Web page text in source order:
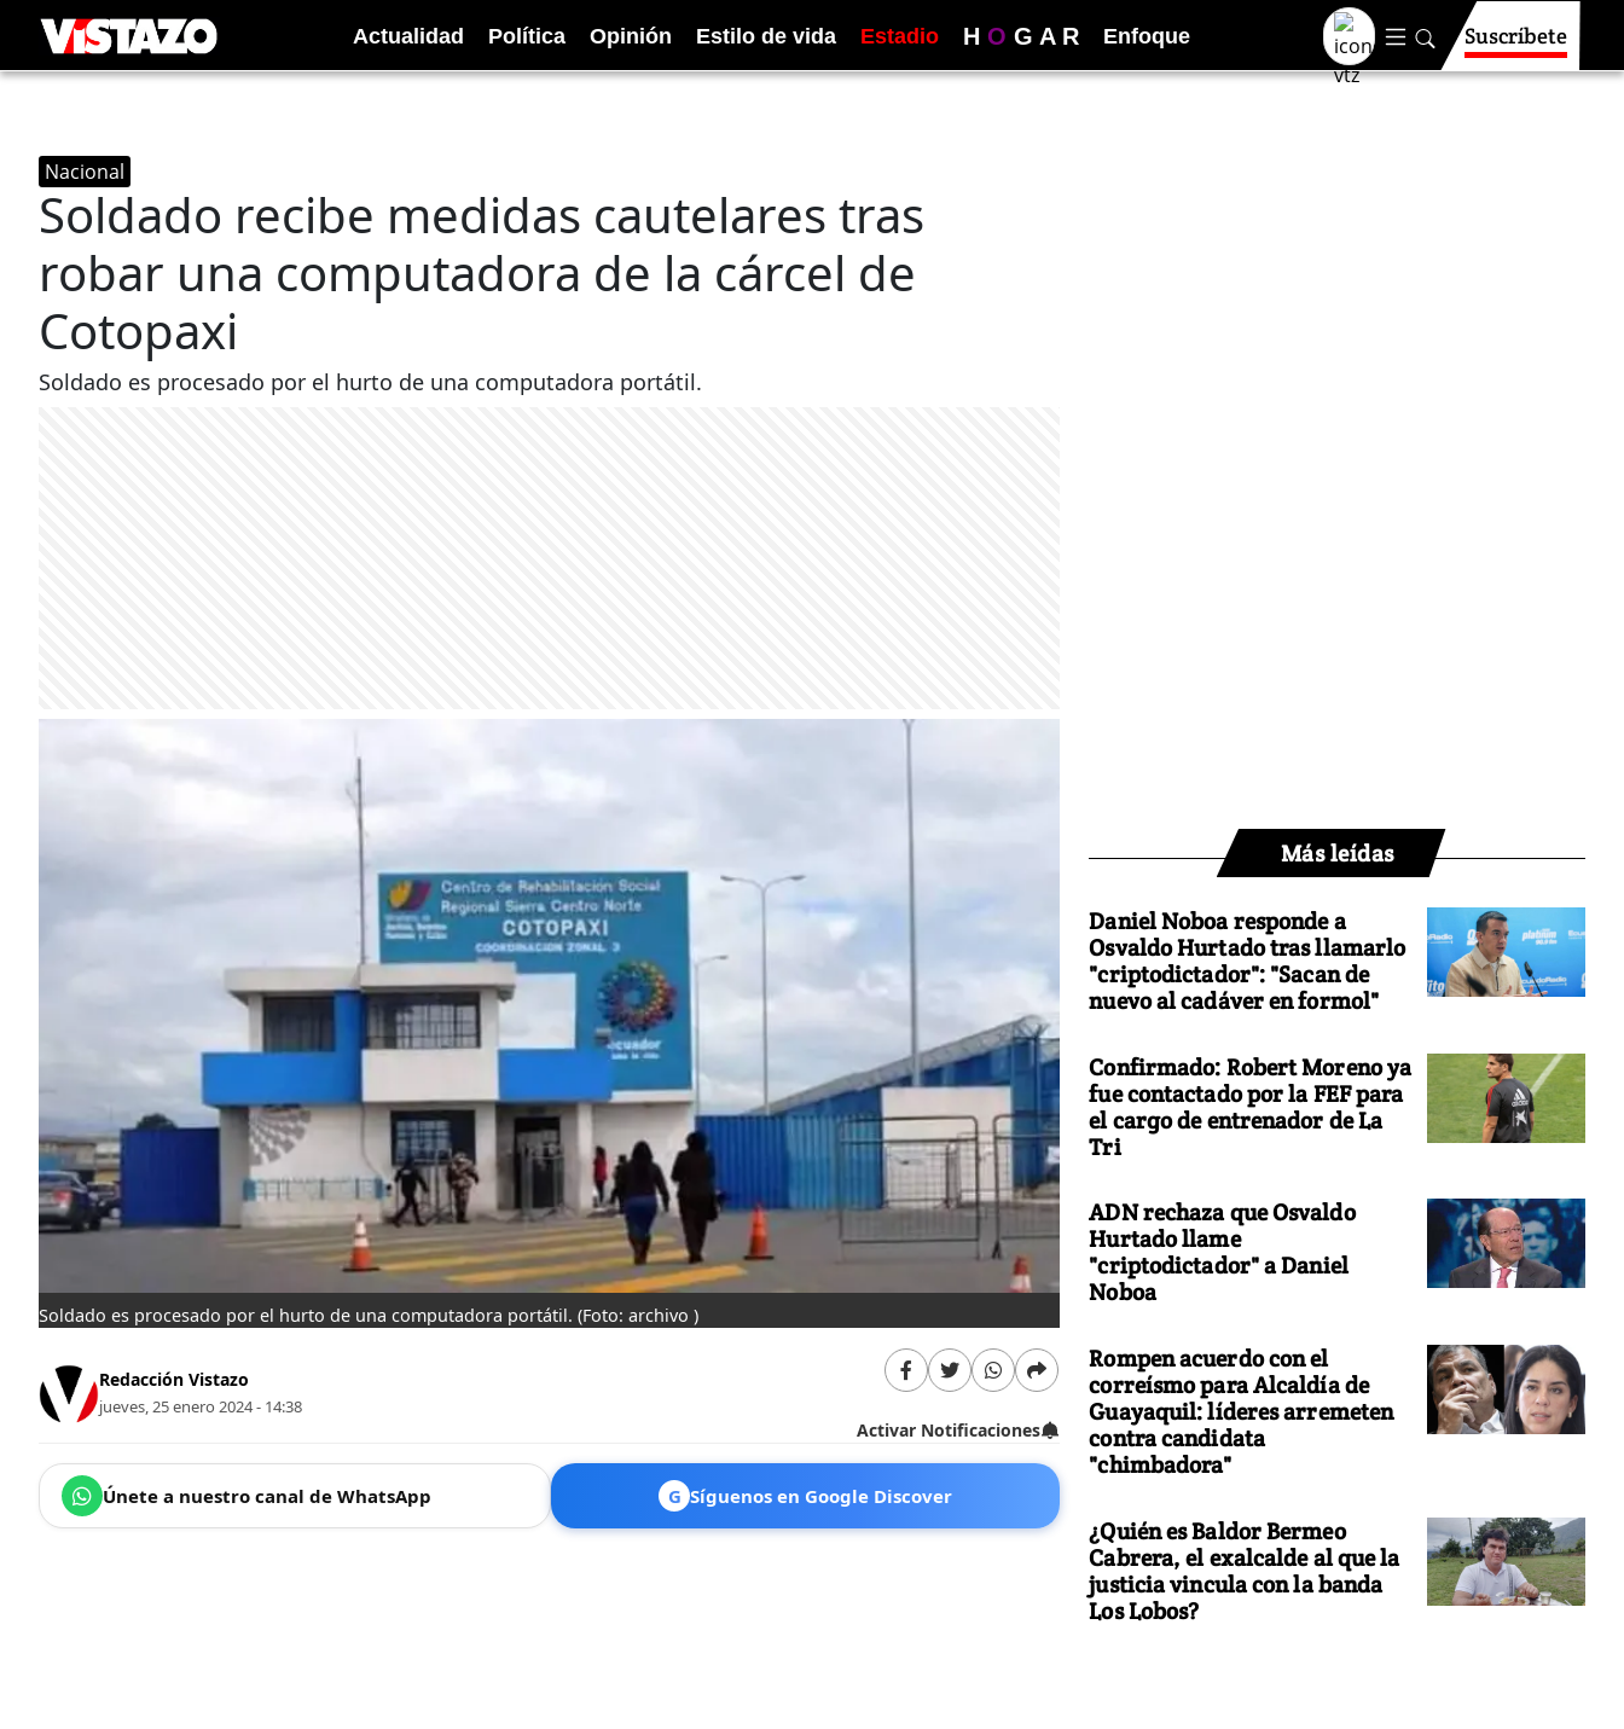
Actualidad Política Opinión Estilo de vida Estadio H O G A R Enfoque Suscríbete
Nacional
Soldado recibe medidas cautelares tras
robar una computadora de la cárcel de
Cotopaxi
Soldado es procesado por el hurto de una computadora portátil.
Soldado es procesado por el hurto de una computadora portátil. (Foto: archivo )
Redacción Vistazo
jueves, 25 enero 2024 - 14:38
Activar Notificaciones
Únete a nuestro canal de WhatsApp G Síguenos en Google Discover
Más leídas
Daniel Noboa responde a
Osvaldo Hurtado tras llamarlo
"criptodictador": "Sacan de
nuevo al cadáver en formol"
Confirmado: Robert Moreno ya
fue contactado por la FEF para
el cargo de entrenador de La
Tri
ADN rechaza que Osvaldo
Hurtado llame
"criptodictador" a Daniel
Noboa
Rompen acuerdo con el
correísmo para Alcaldía de
Guayaquil: líderes arremeten
contra candidata
"chimbadora"
¿Quién es Baldor Bermeo
Cabrera, el exalcalde al que la
justicia vincula con la banda
Los Lobos?